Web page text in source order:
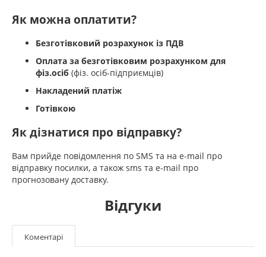
Як можна оплатити?
Безготівковий розрахунок із ПДВ
Оплата за безготівковим розрахунком для
фіз.осіб (фіз. осіб-підприємців)
Накладений платіж
Готівкою
Як дізнатися про відправку?
Вам прийде повідомлення по SMS та на e-mail про
відправку посилки, а також sms та e-mail про
прогнозовану доставку.
Відгуки
Коментарі